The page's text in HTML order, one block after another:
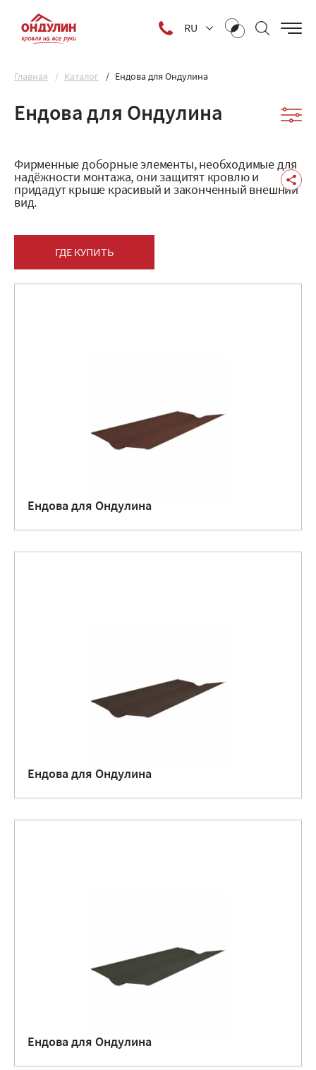
RU
Главная Каталог Ендова для Ондулина
Ендова для Ондулина
Фирменные доборные элементы, необходимые для
надёжности монтажа, они защитят кровлю и
придадут крыше красивый и законченный внешний
вид.
ГДЕ КУПИТЬ
Ендова для Ондулина
Ендова для Ондулина
Ендова для Ондулина